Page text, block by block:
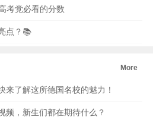
考党必看的分数
点？📚
More
来了解这所德国名校的魅力！
频，新生们都在期待什么？